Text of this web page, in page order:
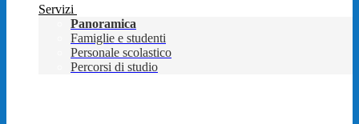
Servizi
Panoramica
Famiglie e studenti
Personale scolastico
Percorsi di studio